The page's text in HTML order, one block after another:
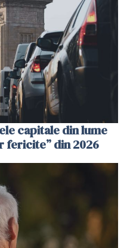
capitale din lume
fericite” din 2026